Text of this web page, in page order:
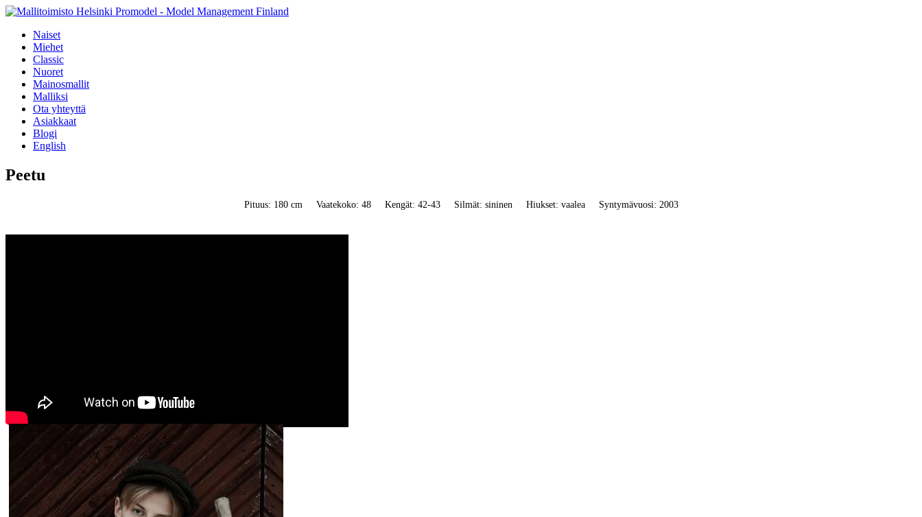
Naiset
Miehet
Classic
Nuoret
Mainosmallit
Malliksi
Ota yhteyttä
Asiakkaat
Blogi
English
Peetu
Pituus: 180 cm Vaatekoko: 48 Kengät: 42-43 Silmät: sininen Hiukset: vaalea Syntymävuosi: 2003